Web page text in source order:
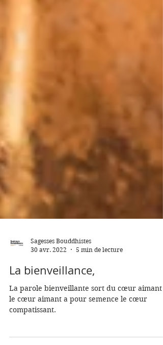
Sagesses Bouddhistes
30 avr. 2022
5 min de lecture
La bienveillance,
La parole bienveillante sort du cœur aimant
compatissant.